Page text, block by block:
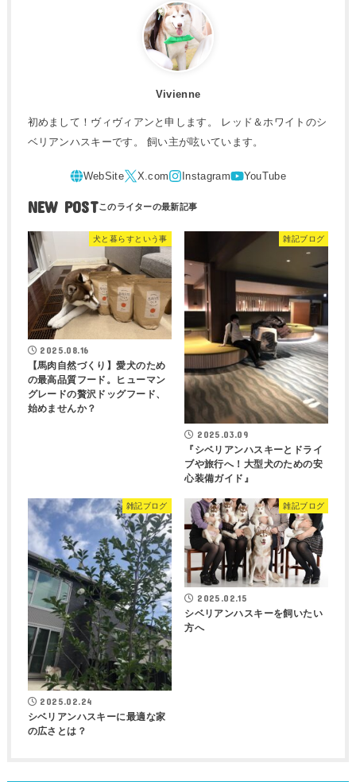
Vivienne
初めまして！ヴィヴィアンと申します。 レッド＆ホワイトのシ
ベリアンハスキーです。 飼い主が呟いています。
NEW POST
犬と暮らすという事
2025.08.16
【馬肉自然づくり】愛犬のため
の最高品質フード。ヒューマン
グレードの贅沢ドッグフード、
始めませんか？
雑記ブログ
2025.03.09
『シベリアンハスキーとドライ
ブや旅行へ！大型犬のための安
心装備ガイド』
雑記ブログ
2025.02.24
シベリアンハスキーに最適な家
の広さとは？
雑記ブログ
2025.02.15
シベリアンハスキーを飼いたい
方へ